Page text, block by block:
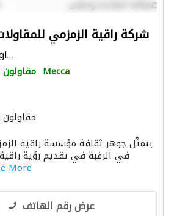
شركة راقية الزمزمي
https://goo.gl/maps/a6gJw5Qb1kEJ6aRh7
Mecca
يتمثّل جوهر ثقافة مؤسسة راقيه
في الرغبة في تقديم رؤية
More
عرض رقم الهاتف